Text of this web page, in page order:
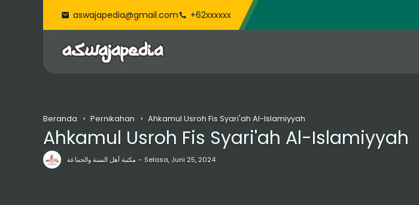
aswajapedia@gmail.com +62xxxxxx
Beranda Pernikahan Ahkamul Usroh Fis Syari'ah Al-Islamiyyah
مكتبة أهل السنة والجماعة Selasa, Juni 25, 2024
Ahkamul Usroh Fis Syari'ah Al-Islamiyyah